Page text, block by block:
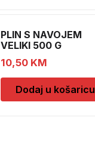
PLIN S NAVOJEM
VELIKI 500 G
10,50 KM
Dodaj u košaricu